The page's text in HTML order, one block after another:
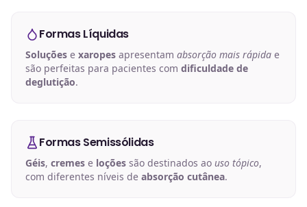
Formas Líquidas
Soluções e xaropes apresentam absorção mais rápida e
são perfeitas para pacientes com dificuldade de
deglutição.
Formas Semissólidas
Géis, cremes e loções são destinados ao uso tópico,
com diferentes níveis de absorção cutânea.